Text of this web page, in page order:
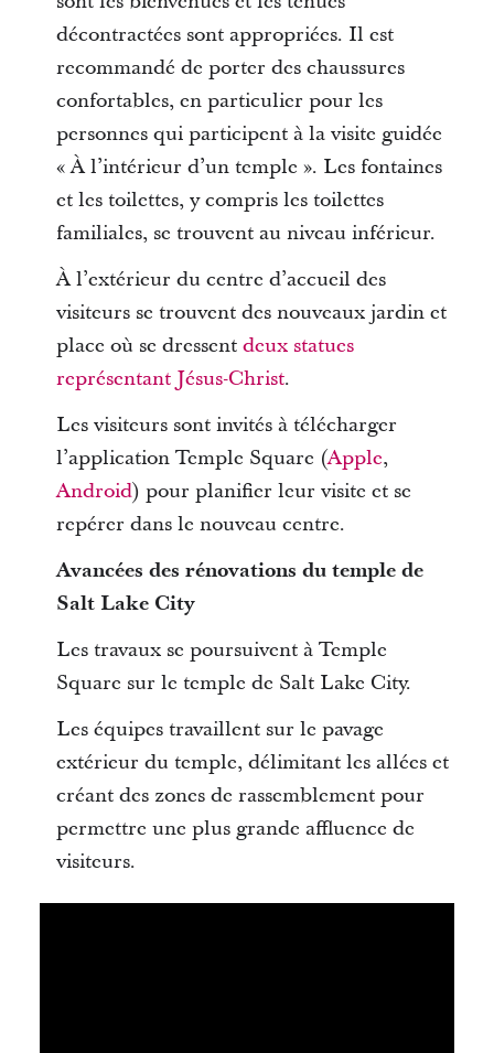
décontractées sont appropriées. Il est
recommandé de porter des chaussures
confortables, en particulier pour les
personnes qui participent à la visite guidée
« À l’intérieur d’un temple ». Les fontaines
et les toilettes, y compris les toilettes
familiales, se trouvent au niveau inférieur.
À l’extérieur du centre d’accueil des
visiteurs se trouvent des nouveaux jardin et
place où se dressent deux statues
représentant Jésus-Christ.
Les visiteurs sont invités à télécharger
l’application Temple Square (Apple,
Android) pour planifier leur visite et se
repérer dans le nouveau centre.
Avancées des rénovations du temple de
Salt Lake City
Les travaux se poursuivent à Temple
Square sur le temple de Salt Lake City.
Les équipes travaillent sur le pavage
extérieur du temple, délimitant les allées et
créant des zones de rassemblement pour
permettre une plus grande affluence de
visiteurs.